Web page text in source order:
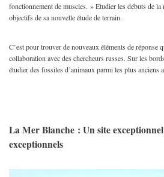
fonctionnement de muscles. » Etudier les débuts de la
objectifs de sa nouvelle étude de terrain.
C’est pour trouver de nouveaux éléments de réponse
collaboration avec des chercheurs russes. Sur les
étudier des fossiles d’animaux parmi les plus anciens
La Mer Blanche : Un site
exceptionnels